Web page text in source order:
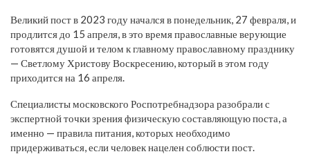
Великий пост в 2023 году начался в понедельник, 27 февраля, и
продлится до 15 апреля, в это время православные верующие
готовятся душой и телом к главному православному празднику
— Светлому Христову Воскресению, который в этом году
приходится на 16 апреля.
Специалисты московского Роспотребнадзора разобрали с
экспертной точки зрения физическую составляющую поста, а
именно — правила питания, которых необходимо
придерживаться, если человек нацелен соблюсти пост.